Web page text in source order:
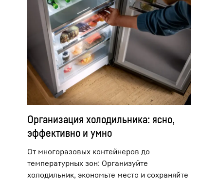
Организация холодильника: ясно,
эффективно и умно
От многоразовых контейнеров до
температурных зон: Организуйте
холодильник, экономьте место и сохраняйте